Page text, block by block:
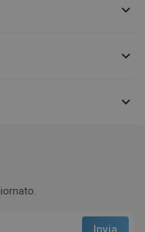


